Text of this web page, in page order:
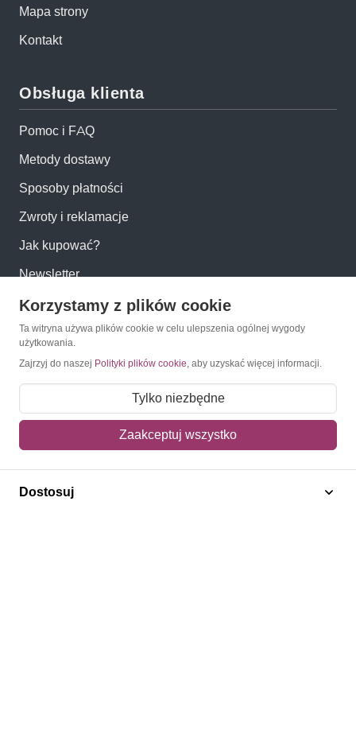
Mapa strony
Kontakt
Obsługa klienta
Pomoc i FAQ
Metody dostawy
Sposoby płatności
Zwroty i reklamacje
Jak kupować?
Newsletter
Konto
Moje konto
Mój koszyk
Adres dostawy
Polecamy
Korzystamy z plików cookie
Ta witryna używa plików cookie w celu ulepszenia ogólnej wygody
użytkowania.
Zajrzyj do naszej Polityki plików cookie, aby uzyskać więcej informacji.
Tylko niezbędne
Zaakceptuj wszystko
Dostosuj